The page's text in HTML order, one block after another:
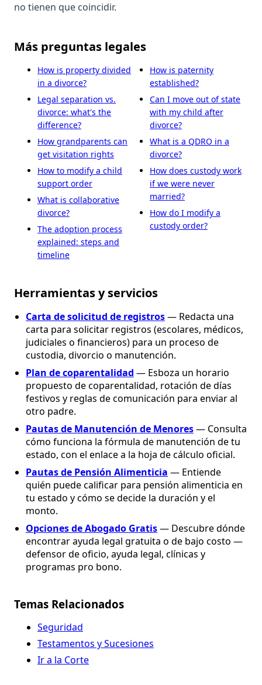
no tienen que coincidir.
Más preguntas legales
How is property divided
in a divorce?
Legal separation vs.
divorce: what's the
difference?
How grandparents can
get visitation rights
How to modify a child
support order
What is collaborative
divorce?
The adoption process
explained: steps and
timeline
How is paternity
established?
Can I move out of state
with my child after
divorce?
What is a QDRO in a
divorce?
How does custody work
if we were never
married?
How do I modify a
custody order?
Herramientas y servicios
Carta de solicitud de registros— Redacta una
carta para solicitar registros (escolares, médicos,
judiciales o financieros) para un proceso de
custodia, divorcio o manutención.
Plan de coparentalidad — Esboza un horario
propuesto de coparentalidad, rotación de días
festivos y reglas de comunicación para enviar al
otro padre.
Pautas de Manutención de Menores— Consulta
cómo funciona la fórmula de manutención de tu
estado, con el enlace a la hoja de cálculo oficial.
Pautas de Pensión Alimenticia — Entiende
quién puede calificar para pensión alimenticia en
tu estado y cómo se decide la duración y el
monto.
Opciones de Abogado Gratis— Descubre dónde
encontrar ayuda legal gratuita o de bajo costo —
defensor de oficio, ayuda legal, clínicas y
programas pro bono.
Temas Relacionados
Seguridad
Testamentos y Sucesiones
Ir a la Corte